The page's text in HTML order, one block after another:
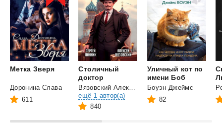
Метка Зверя
Доронина Слава
611
Столичный
доктор
ещё 1 автор(а)
840
Уличный кот по
имени Боб
Боуэн Джеймс
82